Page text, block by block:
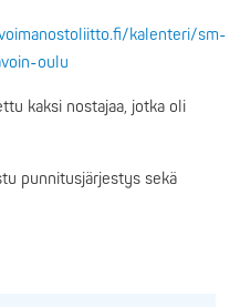
kalenteri/sm-
oulu
kaksi nostajaa, jotka oli
sekä